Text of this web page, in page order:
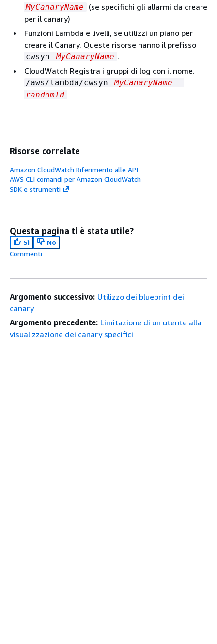
MyCanaryName
(se specifichi gli allarmi da creare
per il canary)
Funzioni Lambda e livelli, se utilizzi un piano per
creare il Canary. Queste risorse hanno il prefisso
cwsyn- MyCanaryName .
CloudWatch Registra i gruppi di log con il nome.
/aws/lambda/cwsyn- MyCanaryName
-
randomId
Risorse correlate
Amazon CloudWatch Riferimento alle API
AWS CLI comandi per Amazon CloudWatch
SDK e strumenti
Questa pagina ti è stata utile?
Sì
No
Commenti
Argomento successivo: Utilizzo dei blueprint dei
canary
Argomento precedente: Limitazione di un utente alla
visualizzazione dei canary specifici